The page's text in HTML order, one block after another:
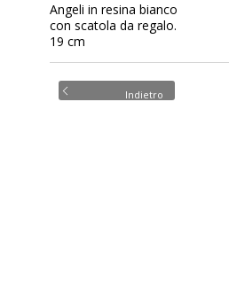
Angeli in resina bianco
con scatola da regalo.
19 cm
Indietro